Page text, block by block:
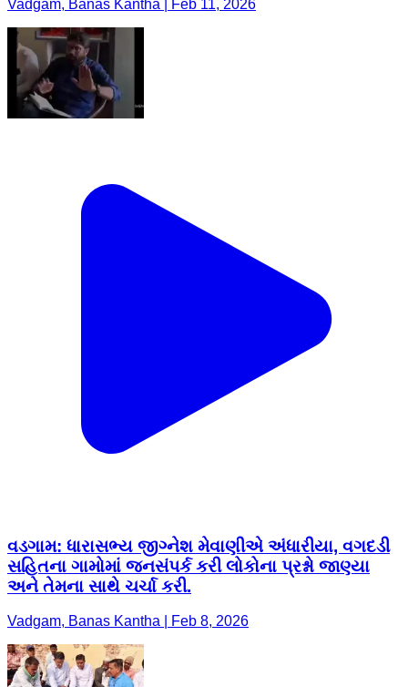
Vadgam, Banas Kantha | Feb 11, 2026
વડગામ: ધારાસભ્ય જીગ્નેશ મેવાણીએ અંધારીયા, વગદડી
સહિતના ગામોમાં જનસંપર્ક કરી લોકોના પ્રશ્નો જાણ્યા
અને તેમના સાથે ચર્ચા કરી.
Vadgam, Banas Kantha | Feb 8, 2026